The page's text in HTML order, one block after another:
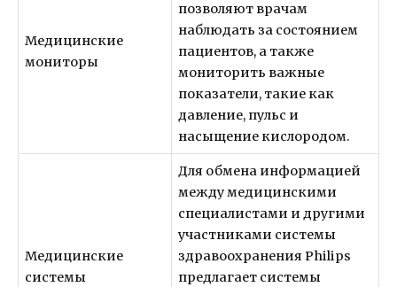
Медицинские
мониторы
позволяют врачам
наблюдать за состоянием
пациентов, а также
мониторить важные
показатели, такие как
давление, пульс и
насыщение кислородом.
Медицинские
системы
Для обмена информацией
между медицинскими
специалистами и другими
участниками системы
здравоохранения Philips
предлагает системы